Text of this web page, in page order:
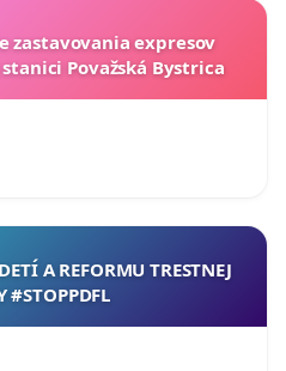
zastavovania expresov
Považská Bystrica
A REFORMU TRESTNEJ
#STOPPDFL